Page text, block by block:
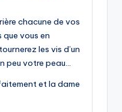
chacune de vos
que vous en
les vis d’un
peu votre peau…
et la dame